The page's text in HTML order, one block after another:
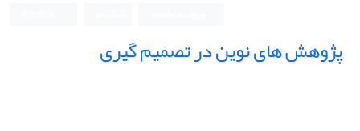
پژوهش های نوین در تصمیم گیری